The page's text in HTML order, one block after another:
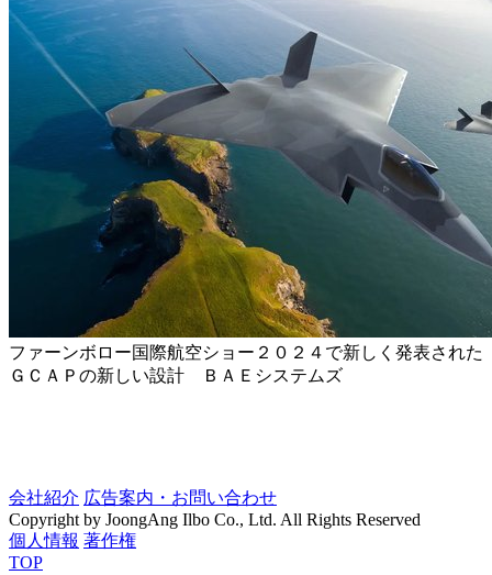
ファーンボロー国際航空ショー２０２４で新しく発表された
ＧＣＡＰの新しい設計 ＢＡＥシステムズ
会社紹介 広告案内・お問い合わせ
Copyright by JoongAng Ilbo Co., Ltd. All Rights Reserved
個人情報 著作権
TOP